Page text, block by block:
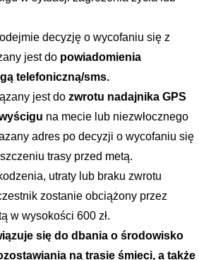
decyzję o wycofaniu się z
jest do powiadomienia
telefoniczną/sms.
jest do zwrotu nadajnika GPS
na mecie lub niezwłocznego
adres po decyzji o wycofaniu się
trasy przed metą.
utraty lub braku zwrotu
zostanie obciążony przez
w wysokości 600 zł.
się do dbania o środowisko
na trasie śmieci, a także